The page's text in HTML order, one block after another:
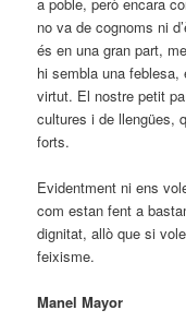
no va de cognoms ni
és en una gran part,
hi sembla una
virtut. El nostre petit
cultures i de llengües,
forts.
Evidentment ni ens
com estan fent a
dignitat, allò que si
feixisme.
Manel Mayor